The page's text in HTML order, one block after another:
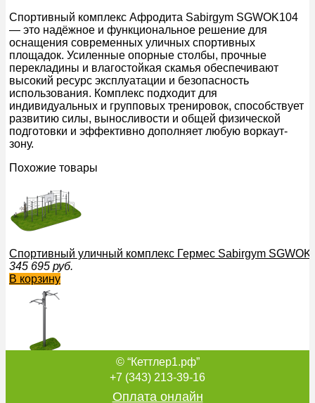
Спортивный комплекс Афродита Sabirgym SGWOK104
— это надёжное и функциональное решение для
оснащения современных уличных спортивных
площадок. Усиленные опорные столбы, прочные
перекладины и влагостойкая скамья обеспечивают
высокий ресурс эксплуатации и безопасность
использования. Комплекс подходит для
индивидуальных и групповых тренировок, способствует
развитию силы, выносливости и общей физической
подготовки и эффективно дополняет любую воркаут-
зону.
Похожие товары
Спортивный уличный комплекс Гермес Sabirgym
345 695 руб.
В корзину
Уличный тренажер Турник двухуровневый Sabirgym
© “Кеттлер1.рф”
+7 (343) 213-39-16
Оплата онлайн